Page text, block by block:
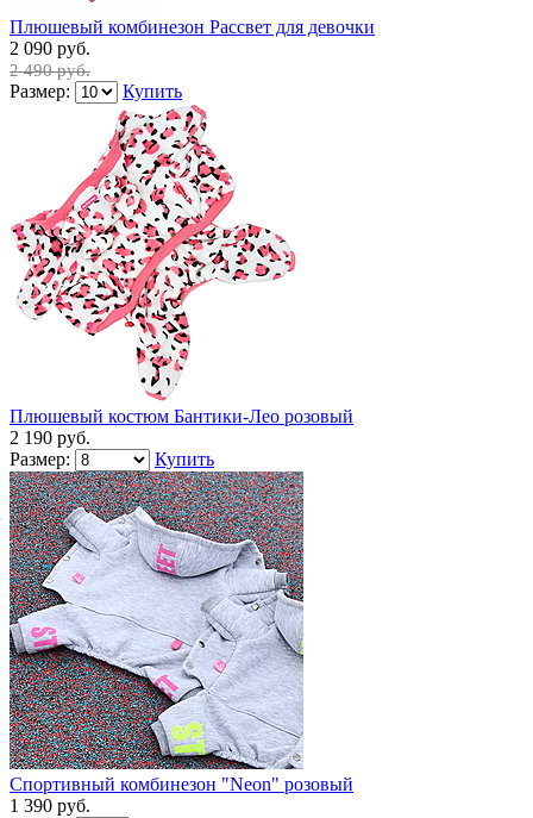
Плюшевый комбинезон Рассвет для девочки
2 090 руб.
2 490 руб.
Размер: Купить
Плюшевый костюм Бантики-Лео розовый
2 190 руб.
Размер:
Купить
Спортивный комбинезон "Neon" розовый
1 390 руб.